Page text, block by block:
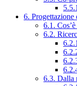
6. Progettazione
6.1.
6.2.
6.3. Dalla